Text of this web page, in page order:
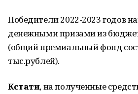
Победители 2022-2023 годов
денежными призами из
(общий премиальный фонд
тыс.рублей).
Кстати, на полученные